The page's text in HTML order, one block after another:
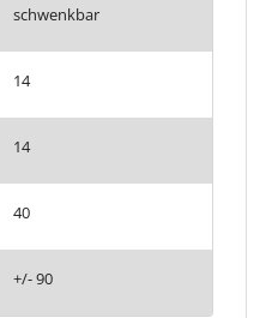
schwenkbar
14
14
40
+/- 90